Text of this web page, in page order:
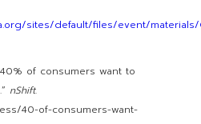
sites/default/files/event/materials/
of consumers want to
nShift.
40-of-consumers-want-